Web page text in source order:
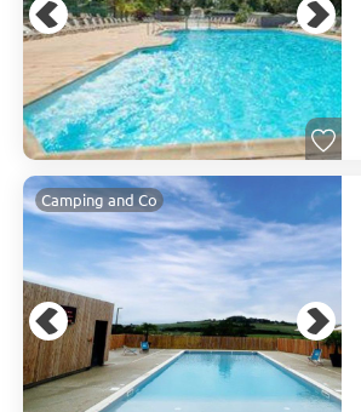
Camping and Co